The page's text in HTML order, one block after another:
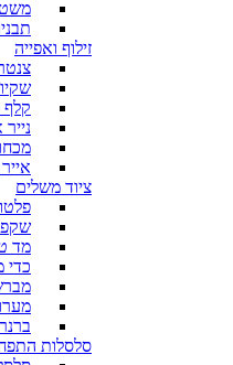
זילוף ואפייה
קלף
ציוד משלים
מד
כדי
סלסלות